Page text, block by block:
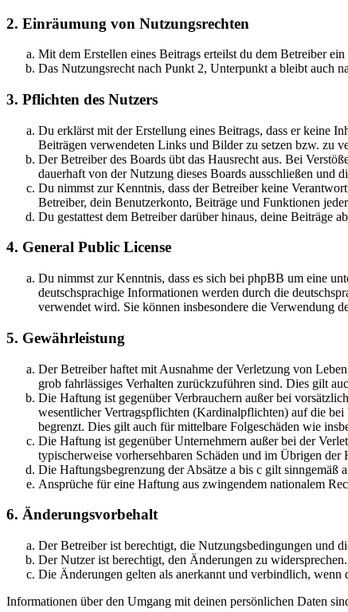
2. Einräumung von Nutzungsrechten
Mit dem Erstellen eines Beitrags erteilst du dem Betreiber
Das Nutzungsrecht nach Punkt 2, Unterpunkt a bleibt auch
3. Pflichten des Nutzers
Du erklärst mit der Erstellung eines Beitrags, dass er keine
Beiträgen verwendeten Links und Bilder zu setzen bzw. zu
Der Betreiber des Boards übt das Hausrecht aus. Bei
dauerhaft von der Nutzung dieses Boards ausschließen und
Du nimmst zur Kenntnis, dass der Betreiber keine
Betreiber, dein Benutzerkonto, Beiträge und Funktionen
Du gestattest dem Betreiber darüber hinaus, deine Beiträge
4. General Public License
Du nimmst zur Kenntnis, dass es sich bei phpBB um eine
deutschsprachige Informationen werden durch die
verwendet wird. Sie können insbesondere die Verwendung
5. Gewährleistung
Der Betreiber haftet mit Ausnahme der Verletzung von
grob fahrlässiges Verhalten zurückzuführen sind. Dies gilt
Die Haftung ist gegenüber Verbrauchern außer bei
wesentlicher Vertragspflichten (Kardinalpflichten) auf die bei
begrenzt. Dies gilt auch für mittelbare Folgeschäden wie
Die Haftung ist gegenüber Unternehmern außer bei der
typischerweise vorhersehbaren Schäden und im Übrigen
Die Haftungsbegrenzung der Absätze a bis c gilt
Ansprüche für eine Haftung aus zwingendem nationalem
6. Änderungsvorbehalt
Der Betreiber ist berechtigt, die Nutzungsbedingungen und
Der Nutzer ist berechtigt, den Änderungen zu
Die Änderungen gelten als anerkannt und verbindlich, wenn
Informationen über den Umgang mit deinen persönlichen Daten